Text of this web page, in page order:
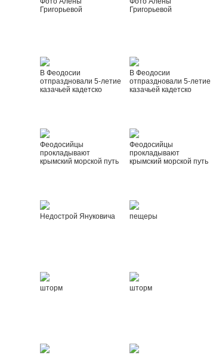
Григорьевой
Григорьевой
В Феодосии
отпраздновали 5-летие
казачьей кадетско
В Феодосии
отпраздновали 5-летие
казачьей кадетско
Феодосийцы
прокладывают
крымский морской путь
Феодосийцы
прокладывают
крымский морской путь
Недострой Януковича пещеры
шторм шторм